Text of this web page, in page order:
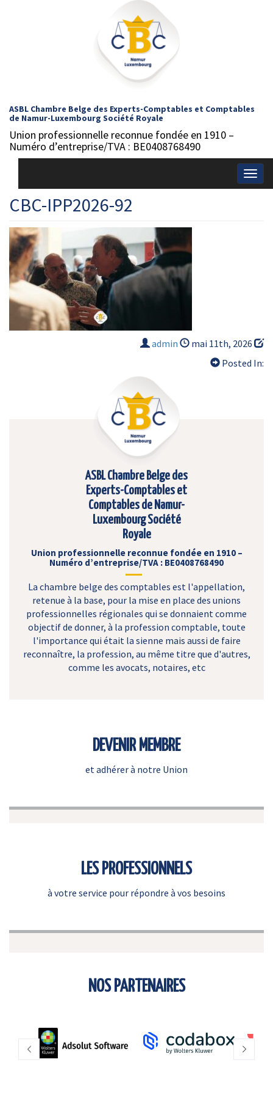
ASBL Chambre Belge des Experts-Comptables et Comptables
de Namur-Luxembourg Société Royale
Union professionnelle reconnue fondée en 1910 –
Numéro d’entreprise/TVA : BE0408768490
CBC-IPP2026-92
admin
mai 11th, 2026
Posted In:
ASBL Chambre Belge des
Experts-Comptables et
Comptables de Namur-
Luxembourg Société
Royale
Union professionnelle reconnue fondée en 1910 –
Numéro d’entreprise/TVA : BE0408768490
La chambre belge des comptables est l'appellation,
retenue à la base, pour la mise en place des unions
professionnelles régionales qui se donnaient comme
objectif de donner, à la profession comptable, toute
l'importance qui était la sienne mais aussi de faire
reconnaître, la profession, au même titre que d'autres,
comme les avocats, notaires, etc
DEVENIR MEMBRE
et adhérer à notre Union
LES PROFESSIONNELS
à votre service pour répondre à vos besoins
NOS PARTENAIRES